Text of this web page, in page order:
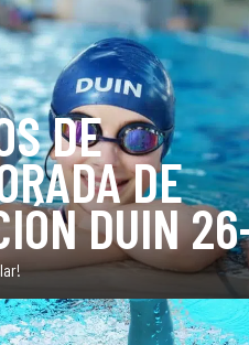
DE
DE
DUIN